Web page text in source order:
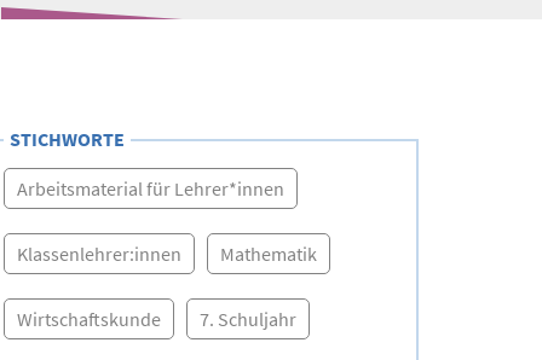
STICHWORTE
Arbeitsmaterial für Lehrer*innen
Klassenlehrer:innen Mathematik
Wirtschaftskunde 7. Schuljahr